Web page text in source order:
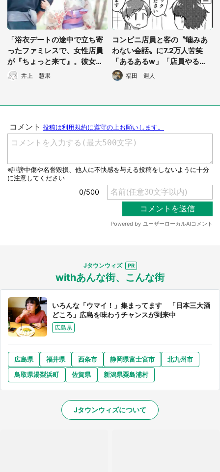
「浴衣デートの途中で立ち寄
ったファミレスで、女性店員
が『ちょっと来て』。彼女は
私をトイレに連れていき...」
井上 慧果
コンビニ店員と客の〝噛みあ
わない会話〟に7.2万人苦笑
「あるあるw」「店員やるこ
と多すぎ」
福田 週人
Jタウンウィズ
withあんな街、こんな街
いろんな「ウマイ！」集まってます 「日本三大酒
どころ」広島を味わうチャンスが到来中
広島県
広島県 福井県 西条市 静岡県富士宮市
北九州市
鳥取県湯梨浜町
佐賀県 新潟県粟島浦村
Jタウンウィズについて